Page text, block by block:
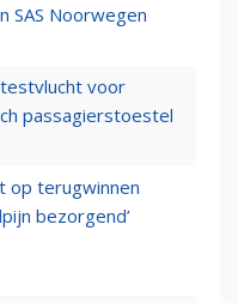
SAS Noorwegen
voor
passagierstoestel
op terugwinnen
bezorgend’